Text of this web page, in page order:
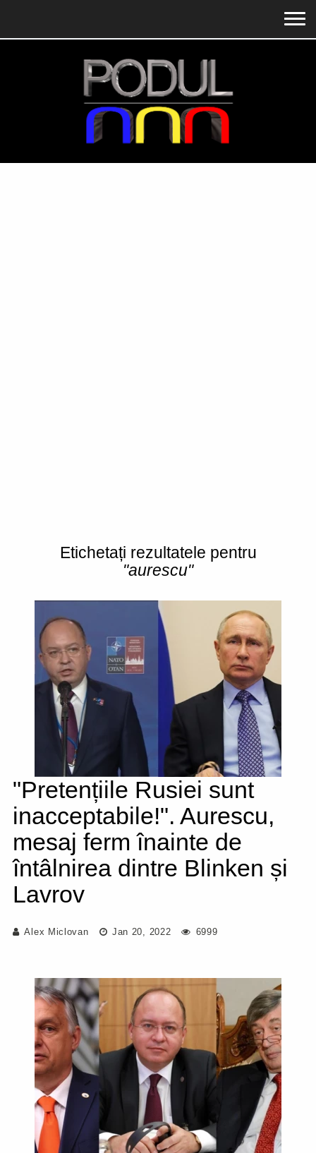
Etichetați rezultatele pentru
"aurescu"
"Pretențiile Rusiei sunt
inacceptabile!". Aurescu,
mesaj ferm înainte de
întâlnirea dintre Blinken și
Lavrov
Alex Miclovan Jan 20, 2022 6999